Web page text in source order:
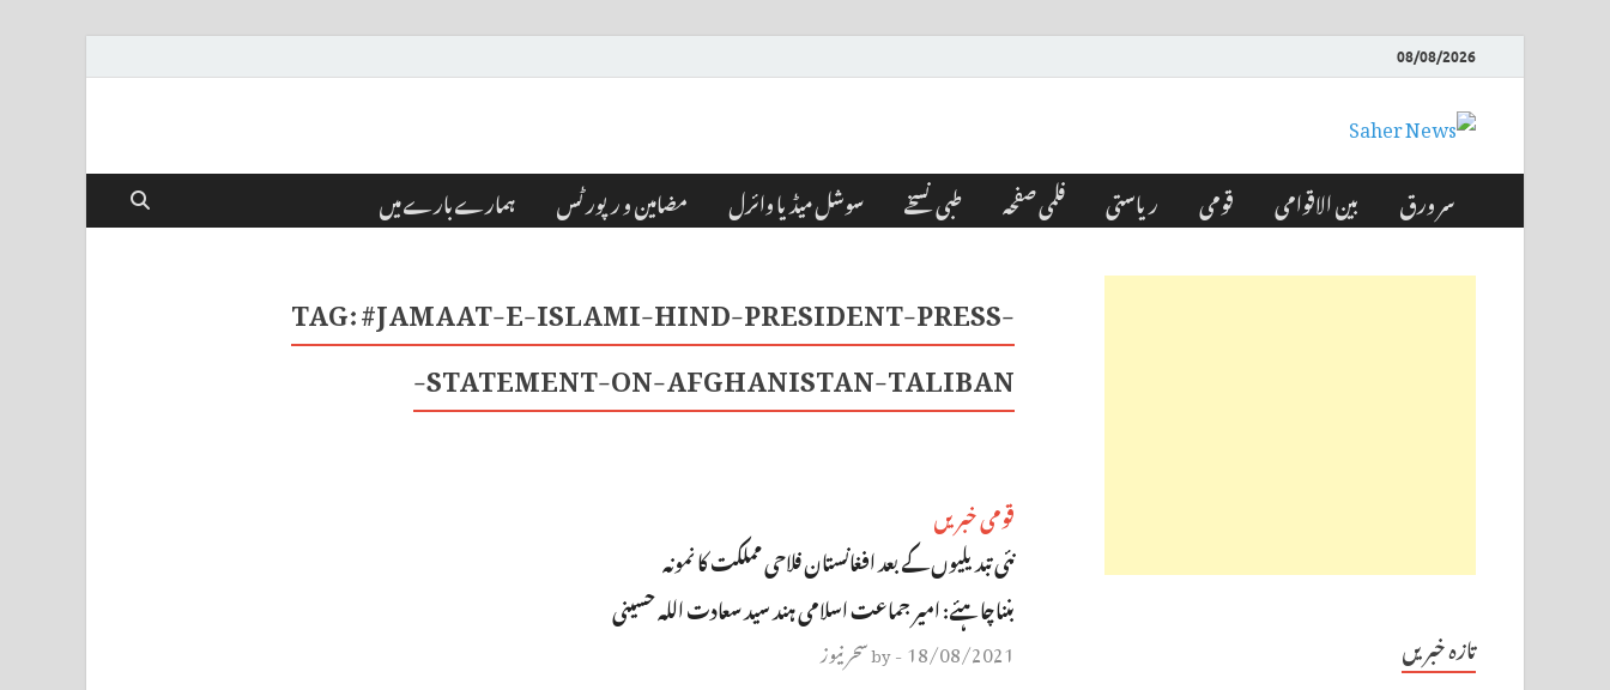
08/08/2026
سر ورق بین الاقوامی قومی ریاستی فلمی صفحہ طبی نسخے سوشل میڈیا وائرل مضامین و رپورٹس ہمارے بارے میں
TAG:#JAMAAT-E-ISLAMI-HIND-PRESIDENT-PRESS-
STATEMENT-ON-AFGHANISTAN-TALIBAN-
قومی خبریں
نئی تبدیلیوں کے بعد افغانستان فلاحی مملکت کا نمونہ
بنناچاہئے: امیر جماعت اسلامی ہند سید سعادت اللہ حسینی
18/08/2021
-
byسحر نیوز
تازہ خبریں